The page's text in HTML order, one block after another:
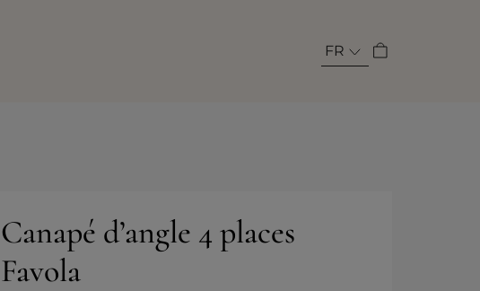
FR
Canapé d’angle 4 places
Favola